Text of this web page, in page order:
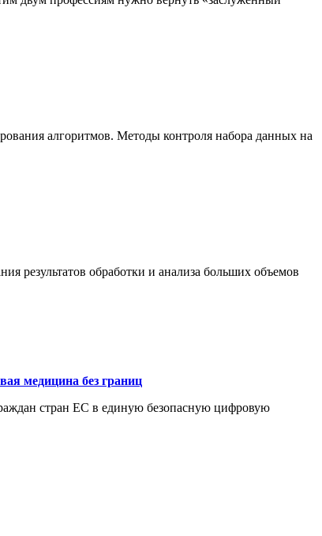
алгоритмов. Методы контроля набора данных на
результатов обработки и анализа больших объемов
медицина без границ
стран ЕС в единую безопасную цифровую